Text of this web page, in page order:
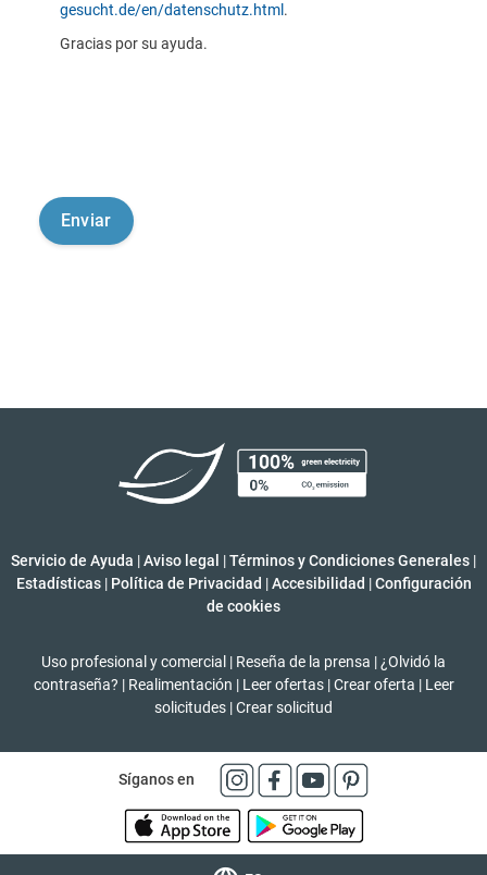
gesucht.de/en/datenschutz.html .
Gracias por su ayuda.
Servicio de Ayuda |Aviso legal |Términos y Condiciones Generales |
Estadísticas | Política de Privacidad | Accesibilidad | Configuración
de cookies
Uso profesional y comercial | Reseña de la prensa | ¿Olvidó la
contraseña? | Realimentación | Leer ofertas | Crear oferta | Leer
solicitudes |Crear solicitud
Síganos en